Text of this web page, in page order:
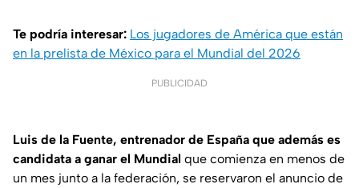
Te podría interesar: Los jugadores de América que están
en la prelista de México para el Mundial del 2026
PUBLICIDAD
Luis de la Fuente, entrenador de España que además es
candidata a ganar el Mundial que comienza en menos de
un mes junto a la federación, se reservaron el anuncio de